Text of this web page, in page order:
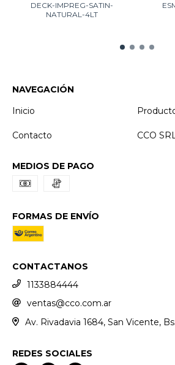
DECK-IMPREG-SATIN-
NATURAL-4LT
NAVEGACIÓN
Inicio
Contacto CCO SRL
MEDIOS DE PAGO
FORMAS DE ENVÍO
CONTACTANOS
1133884444
ventas@cco.com.ar
Av. Rivadavia 1684, San Vicente,
REDES SOCIALES